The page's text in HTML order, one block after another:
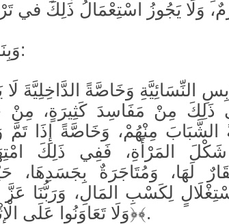
وَبِنَاءً عَلَى ذَلِكَ:
النِّسَائِيَّةِ وَخَاصَّةً الدَّاخِلِيَّةَ
ذَلِكَ مِنْ مَفَاسِدَ كَثِيرَةٍ، مِنْ
الشَّبَابَ مِنْهُمْ، وَخَاصَّةً إِذَا
المَرْأَةِ، فَفِي ذَلِكَ
لَهَا، وَمُتَاجَرَةٌ
لِكَسْبِ المَالِ، وَرَبُّنَا
﴿وَلَا تَعَاوَنُوا عَلَى الْإِثْمِ وَالْعُدْوَانِ﴾.